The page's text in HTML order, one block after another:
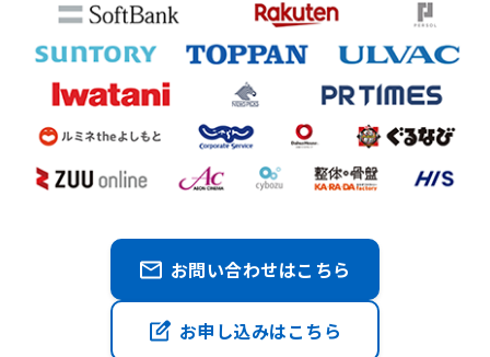
お問い合わせはこちら
お申し込みはこちら